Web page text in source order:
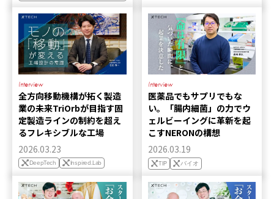
Interview
全方向移動機構が拓く製造
業の未来――TriOrbが目指す固
定製造ラインの制約を超え
るフレキシブルな工場
2026.03.23
DeepTech Inspired.Lab
Interview
医薬品でもサプリでもな
い。「腸内細菌」の力でウ
ェルビーイングに革新を起
こすNERONの構想
2026.03.19
TIP バイオ